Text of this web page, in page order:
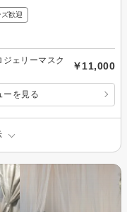
ズ歓迎
ェリーマスク
￥11,000
ーを見る